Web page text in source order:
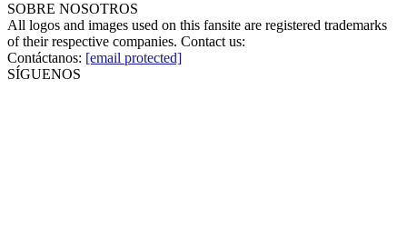
SOBRE NOSOTROS
All logos and images used on this fansite are registered trademarks
of their respective companies. Contact us:
Contáctanos: [email protected]
SÍGUENOS